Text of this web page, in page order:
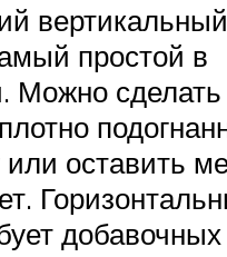
вертикальный
простой в
Можно сделать
или оставить
добавочных